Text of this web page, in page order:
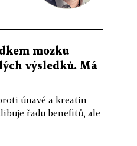
mozku
výsledků. Má
únavě a kreatin
řadu benefitů, ale